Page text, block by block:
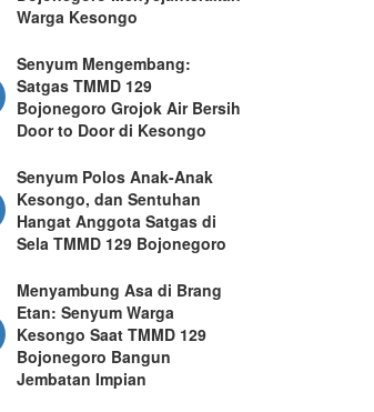
Warga Kesongo
Senyum Mengembang:
Satgas TMMD 129
Bojonegoro Grojok Air Bersih
Door to Door di Kesongo
Senyum Polos Anak-Anak
Kesongo, dan Sentuhan
Hangat Anggota Satgas di
Sela TMMD 129 Bojonegoro
Menyambung Asa di Brang
Etan: Senyum Warga
Kesongo Saat TMMD 129
Bojonegoro Bangun
Jembatan Impian